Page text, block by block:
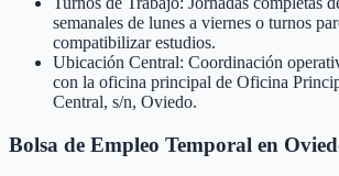
semanales de lunes a viernes o turnos
compatibilizar estudios.
Ubicación Central: Coordinación
con la oficina principal de Oficina
Central, s/n, Oviedo.
Bolsa de Empleo Temporal en